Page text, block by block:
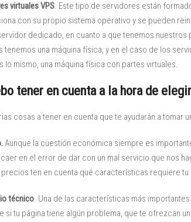
virtuales VPS. Este tipo de servidores están
con su propio sistema operativo y se pueden
dedicado, en cuanto a que tenemos
tenemos una máquina física, y en el caso de los
lo mismo, una máquina física con partes virtuales.
tener en cuenta a la hora de
cosas a tener en cuenta que te ayudarán a tomar
Aunque la cuestión económica siempre es
en el error de dar con un mal servicio que nos
ten en cuenta qué características requiere
técnico. Una de las características más
si tu página tiene algún problema, que te ofrezcan